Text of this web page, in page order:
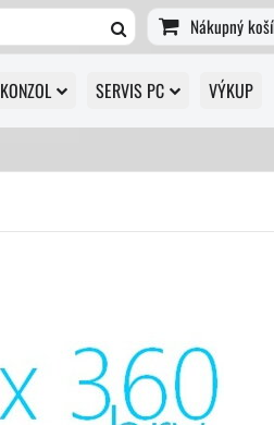
Nákupný
SERVIS PC VÝKUP